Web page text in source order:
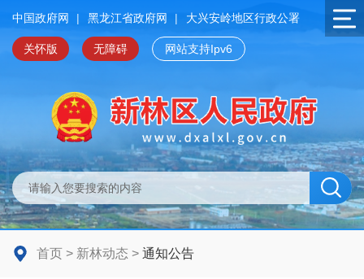
中国政府网 | 黑龙江省政府网 | 大兴安岭地区行政公署
关怀版 无障碍 网站支持Ipv6
首页 > 新林动态 > 通知公告